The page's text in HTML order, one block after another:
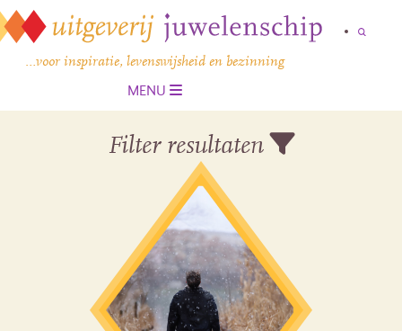
…voor inspiratie, levenswijsheid en bezinning
MENU
Filter resultaten